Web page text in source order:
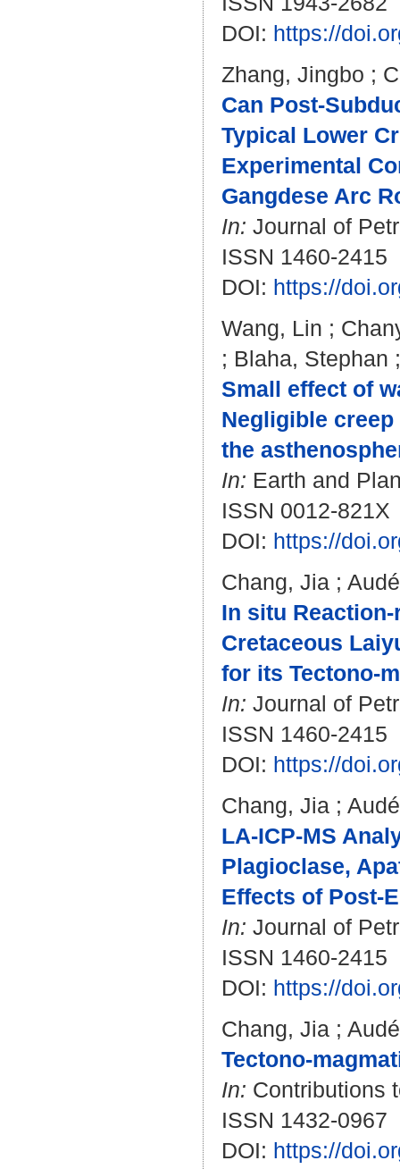
DOI: https://
Zhang, Jingbo ;
Can Post-
Typical Lower
Experimental
Gangdese Arc
In: Journal of
ISSN 1460-2415
DOI: https://
Wang, Lin ;
; Blaha, Stephan
Small effect of
Negligible
the
In: Earth and
ISSN 0012-821X
DOI: https://
Chang, Jia ;
In situ
Cretaceous
for its Tectono-
In: Journal of
ISSN 1460-2415
DOI: https://
Chang, Jia ;
LA-ICP-MS
Plagioclase,
Effects of Post-
In: Journal of
ISSN 1460-2415
DOI: https://
Chang, Jia ;
Tectono-
In: Contributions
ISSN 1432-0967
DOI: https://